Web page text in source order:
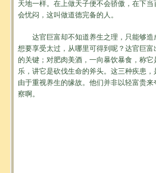
天地一样。在上做天子便不会骄傲，在下当
会忧闷，这叫做道德完备的人。
达官巨富却不知道养生之理，只能够
想要享受太过，从哪里可得到呢？达官巨
的关键；对肥肉美酒，一向暴饮暴食，称
乐，讲它是砍伐生命的斧头。这三种疾患
由于重视养生的缘故。他们并非以轻富贵
察啊。